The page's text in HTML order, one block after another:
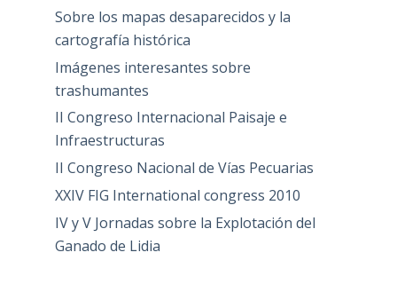
Sobre los mapas desaparecidos y la
cartografía histórica
Imágenes interesantes sobre
trashumantes
II Congreso Internacional Paisaje e
Infraestructuras
II Congreso Nacional de Vías Pecuarias
XXIV FIG International congress 2010
IV y V Jornadas sobre la Explotación del
Ganado de Lidia